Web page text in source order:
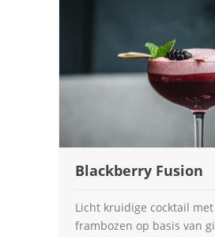
Blackberry Fusion
Licht kruidige cocktail
frambozen op basis van